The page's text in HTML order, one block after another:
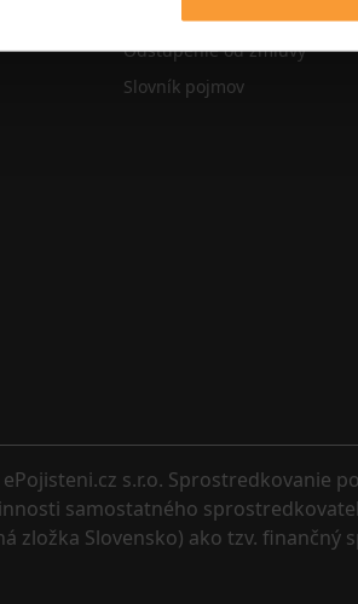
Poisťovne
Odstúpenie od zmluvy
Slovník pojmov
s.r.o. Sprostredkovanie
samostatného
zložka Slovensko) ako tzv.